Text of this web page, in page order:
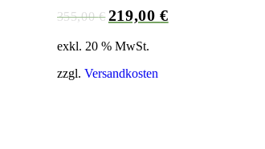
355,00€ Ursprünglicher
war:
355,00 €
219,00€Aktueller
exkl. 20 % MwSt.
zzgl. Versandkosten